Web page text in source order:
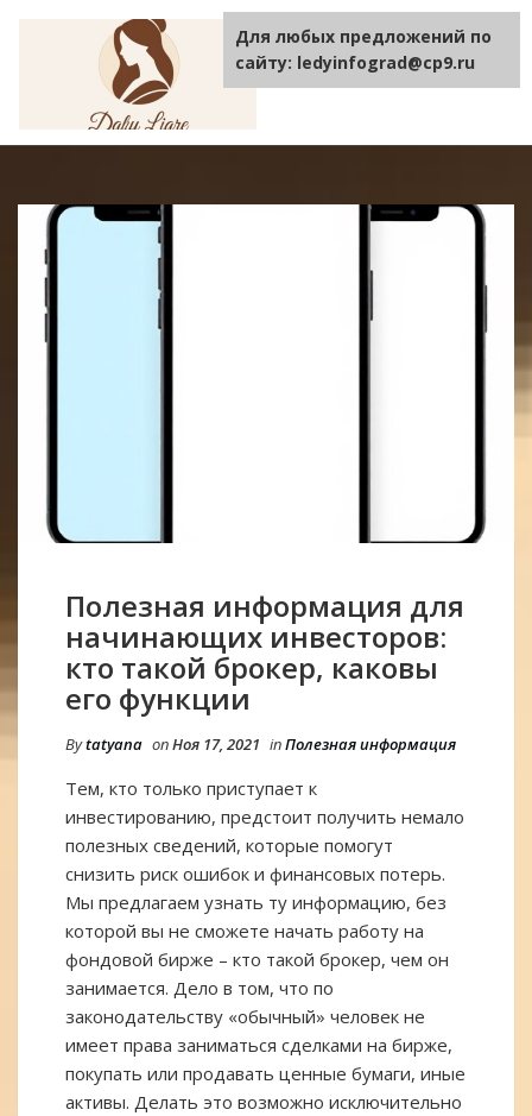
TOGGLE
Полезная информация для
начинающих инвесторов:
кто такой брокер, каковы
его функции
Bytatyana onНоя 17, 2021 inПолезная информация
Тем, кто только приступает к
инвестированию, предстоит получить немало
полезных сведений, которые помогут
снизить риск ошибок и финансовых потерь.
Мы предлагаем узнать ту информацию, без
которой вы не сможете начать работу на
фондовой бирже – кто такой брокер, чем он
занимается. Дело в том, что по
законодательству «обычный» человек не
имеет права заниматься сделками на бирже,
покупать или продавать ценные бумаги, иные
активы. Делать это возможно исключительно
Для любых предложений по
сайту: ledyinfograd@cp9.ru